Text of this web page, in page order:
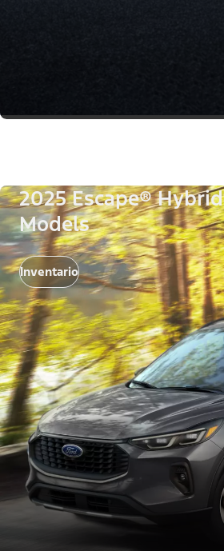
2025 Escape® Hybrid
Models
Inventario